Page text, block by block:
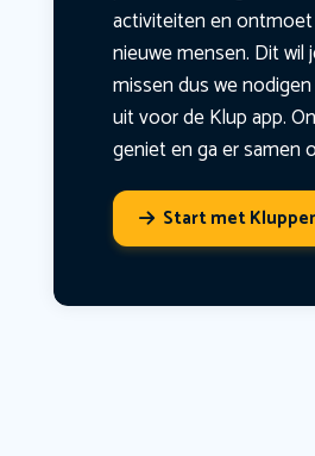
activiteiten en
nieuwe mensen. Dit wil
missen dus we
uit voor de Klup app.
geniet en ga er samen
Start met